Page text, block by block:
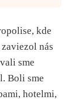
kde
nás
sme
Boli sme
hotelmi,